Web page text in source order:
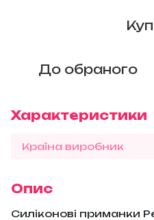
До обраного
Характеристики
Країна виробник
Опис
Силіконові приманки